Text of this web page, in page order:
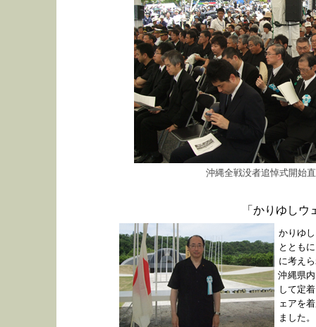
沖縄全戦没者追悼式開始
「かりゆしウ
かりゆ
ととも
に考え
沖縄県
して定
ェアを
ました。